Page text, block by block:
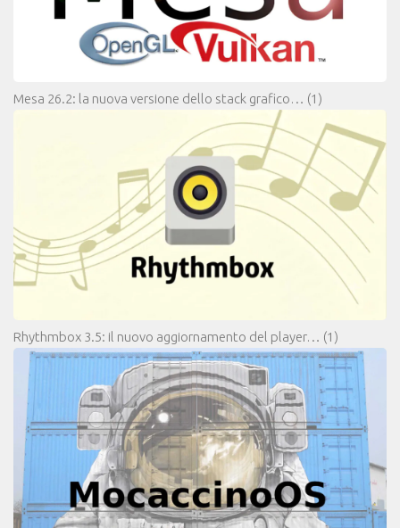
Mesa 26.2: la nuova versione dello stack grafico… (1)
Rhythmbox 3.5: il nuovo aggiornamento del player… (1)